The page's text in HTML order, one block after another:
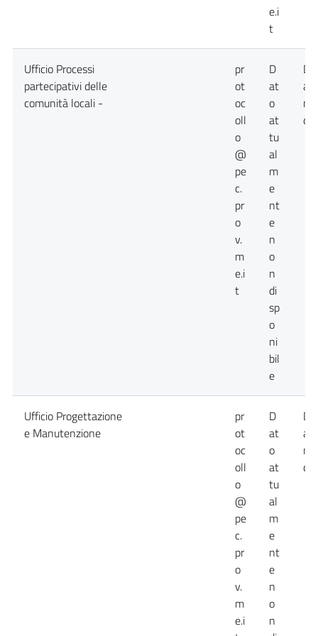
e.i
t
Ufficio Processi
partecipativi delle
comunità locali -
pr
ot
oc
oll
o
@
pe
c.
pr
o
v.
m
e.i
t
D
at
o
at
tu
al
m
e
nt
e
n
o
n
di
sp
o
ni
bil
e
Ufficio Progettazione
e Manutenzione
pr
ot
oc
oll
o
@
pe
c.
pr
o
v.
m
e.i
D
at
o
at
tu
al
m
e
nt
e
n
o
n